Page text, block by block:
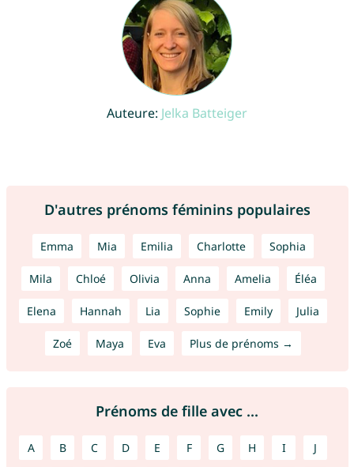
Auteure: Jelka Batteiger
D'autres prénoms féminins populaires
Emma Mia Emilia Charlotte Sophia
Mila Chloé Olivia Anna Amelia Éléa
Elena Hannah Lia Sophie Emily Julia
Zoé Maya Eva Plus de prénoms →
Prénoms de fille avec ...
A B C D E F G H I J